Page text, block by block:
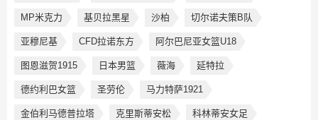
MP米克力 基贝拉黑星 沙柏 切尔诺夫策B队
亚穆尼基 CFD拉诺东方 阿尔巴尼亚女篮U18
图恩滋贺1915 日本男篮 薇海 延特拉
德约利巴女篮 圣劳伦 马力特萨1921
金伯利马德普拉塔 克里斯蒂安松 科林蒂安女足